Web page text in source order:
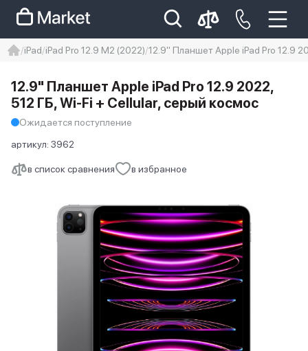
Iphone 14 pro max
айфон 14
iPad iPad Pro 12.9 M2 (2022) 12.9" Планшет Apple iPad Pro 12.9
в список сравнения в избранное
12.9" Планшет Apple iPad Pro 12.9 2022,
512 ГБ, Wi-Fi + Cellular, серый космос
Ожидается поступление
артикул: 3962